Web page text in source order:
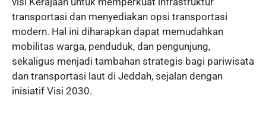
transportasi dan menyediakan opsi transportasi
modern. Hal ini diharapkan dapat memudahkan
mobilitas warga, penduduk, dan pengunjung,
sekaligus menjadi tambahan strategis bagi pariwisata
dan transportasi laut di Jeddah, sejalan dengan
inisiatif Visi 2030.